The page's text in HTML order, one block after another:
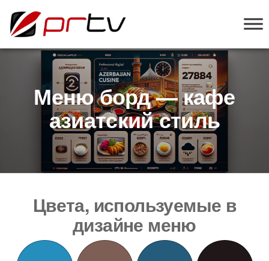
конструктор
слайд-шоу
для
телевизоров
Меню борд — кафе
азиатский стиль
Цвета, используемые в
дизайне меню